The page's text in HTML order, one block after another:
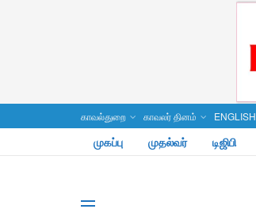
காவல்துறை காவலர் தினம் ENGLISH
முகப்பு முதல்வர் டிஜிபி